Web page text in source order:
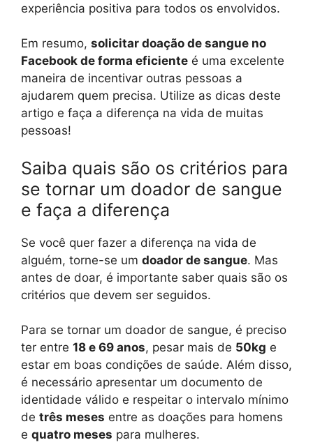
experiência positiva para todos os envolvidos.
Em resumo, solicitar doação de sangue no
Facebook de forma eficiente é uma excelente
maneira de incentivar outras pessoas a
ajudarem quem precisa. Utilize as dicas deste
artigo e faça a diferença na vida de muitas
pessoas!
Saiba quais são os critérios para
se tornar um doador de sangue
e faça a diferença
Se você quer fazer a diferença na vida de
alguém, torne-se um doador de sangue. Mas
antes de doar, é importante saber quais são os
critérios que devem ser seguidos.
Para se tornar um doador de sangue, é preciso
ter entre 18 e 69 anos, pesar mais de 50kg e
estar em boas condições de saúde. Além disso,
é necessário apresentar um documento de
identidade válido e respeitar o intervalo mínimo
de três meses entre as doações para homens
e quatro meses para mulheres.